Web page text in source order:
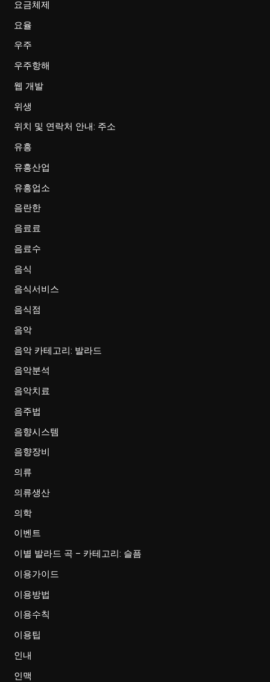
요금체제
요율
우주
우주항해
웹 개발
위생
위치 및 연락처 안내: 주소
유흥
유흥산업
유흥업소
음란한
음료료
음료수
음식
음식서비스
음식점
음악
음악 카테고리: 발라드
음악분석
음악치료
음주법
음향시스템
음향장비
의류
의류생산
의학
이벤트
이별 발라드 곡 – 카테고리: 슬픔
이용가이드
이용방법
이용수칙
이용팁
인내
인맥